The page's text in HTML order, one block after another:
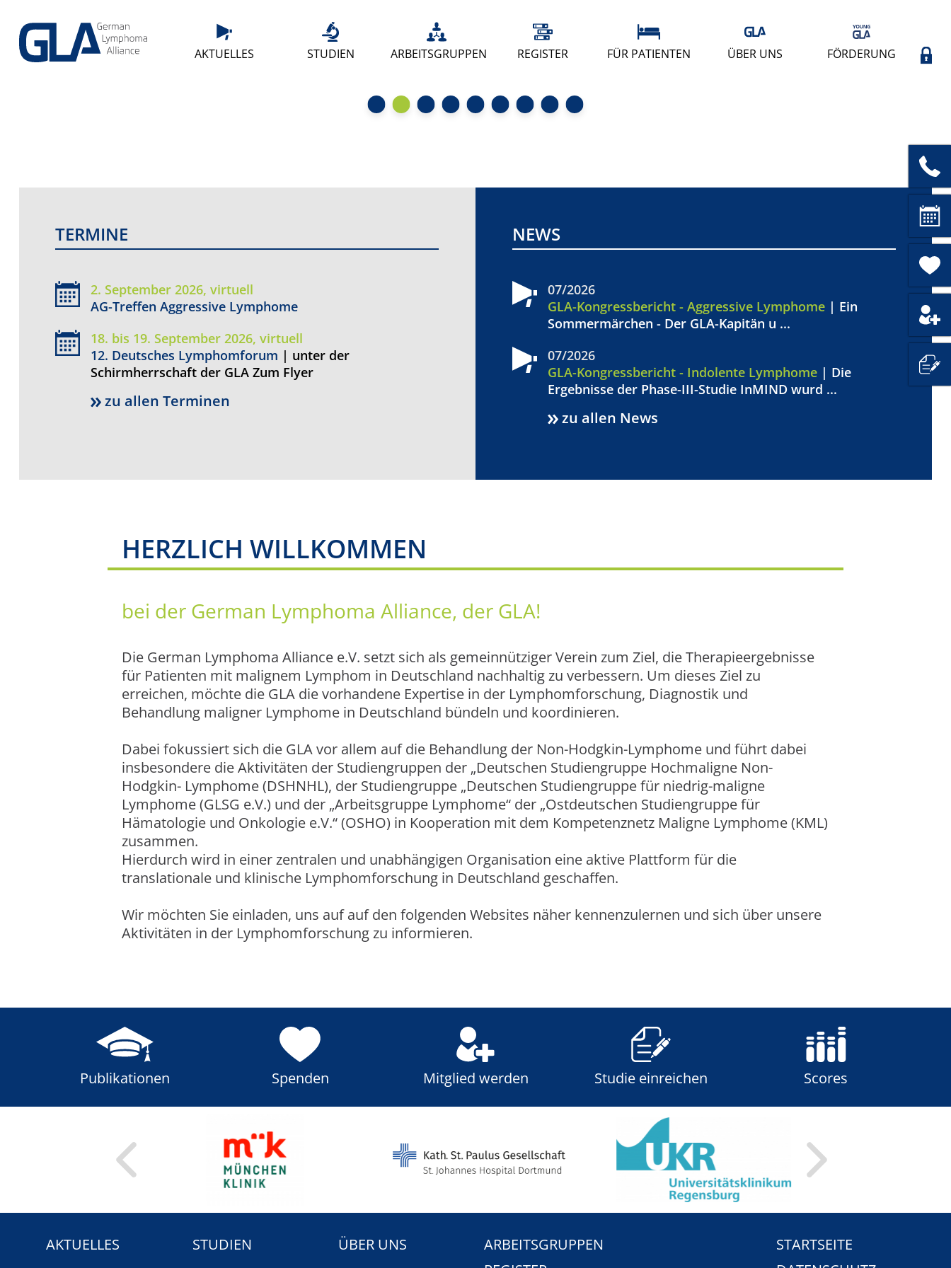
AKTUELLES STUDIEN ARBEITSGRUPPEN REGISTER FÜR PATIENTEN ÜBER UNS FÖRDERUNG
TERMINE
2. September 2026, virtuell
AG-Treffen Aggressive Lymphome
18. bis 19. September 2026, virtuell
12. Deutsches Lymphomforum | unter der
Schirmherrschaft der GLA Zum Flyer
zu allen Terminen
NEWS
07/2026
GLA-Kongressbericht - Aggressive Lymphome| Ein
Sommermärchen - Der GLA-Kapitän u ...
07/2026
GLA-Kongressbericht - Indolente Lymphome| Die
Ergebnisse der Phase-III-Studie InMIND wurd ...
zu allen News
HERZLICH WILLKOMMEN
bei der German Lymphoma Alliance, der GLA!
Die German Lymphoma Alliance e.V. setzt sich als gemeinnütziger Verein zum Ziel, die Therapieergebnisse
für Patienten mit malignem Lymphom in Deutschland nachhaltig zu verbessern. Um dieses Ziel zu
erreichen, möchte die GLA die vorhandene Expertise in der Lymphomforschung, Diagnostik und
Behandlung maligner Lymphome in Deutschland bündeln und koordinieren.
Dabei fokussiert sich die GLA vor allem auf die Behandlung der Non-Hodgkin-Lymphome und führt dabei
insbesondere die Aktivitäten der Studiengruppen der „Deutschen Studiengruppe Hochmaligne Non-
Hodgkin- Lymphome (DSHNHL), der Studiengruppe „Deutschen Studiengruppe für niedrig-maligne
Lymphome (GLSG e.V.) und der „Arbeitsgruppe Lymphome“ der „Ostdeutschen Studiengruppe für
Hämatologie und Onkologie e.V.“ (OSHO) in Kooperation mit dem Kompetenznetz Maligne Lymphome (KML)
zusammen.
Hierdurch wird in einer zentralen und unabhängigen Organisation eine aktive Plattform für die
translationale und klinische Lymphomforschung in Deutschland geschaffen.
Wir möchten Sie einladen, uns auf auf den folgenden Websites näher kennenzulernen und sich über unsere
Aktivitäten in der Lymphomforschung zu informieren.
Publikationen Spenden Mitglied werden Studie einreichen Scores
AKTUELLES STUDIEN ÜBER UNS
ARBEITSGRUPPEN
STARTSEITE